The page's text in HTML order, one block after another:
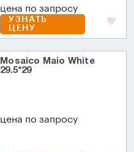
цена по запросу
УЗНАТЬ
ЦЕНУ
Mosaico Maio White
29.5*29
цена по запросу